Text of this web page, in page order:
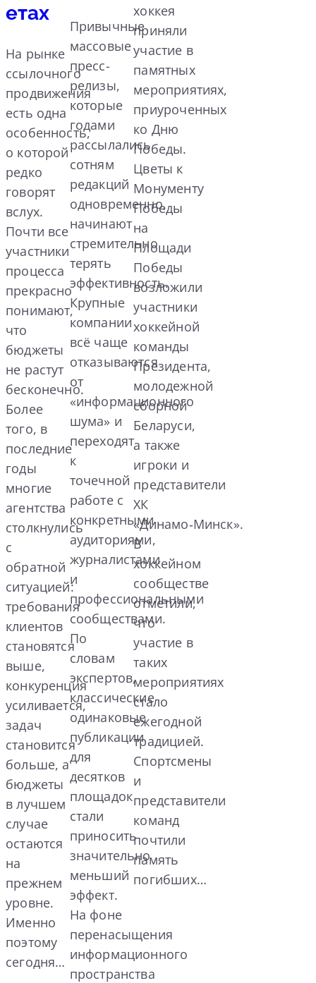
етах
На рынке
ссылочного
продвижения
есть одна
особенность,
о которой
редко
говорят
вслух.
Почти все
участники
процесса
прекрасно
понимают,
что
бюджеты
не растут
бесконечно.
Более
того, в
последние
годы
многие
агентства
столкнулись
с
обратной
ситуацией:
требования
клиентов
становятся
выше,
конкуренция
усиливается,
задач
становится
больше, а
бюджеты
в лучшем
случае
остаются
на
прежнем
уровне.
Именно
поэтому
сегодня…
Привычные
массовые
пресс-
релизы,
которые
годами
рассылались
сотням
редакций
одновременно,
начинают
стремительно
терять
эффективность.
Крупные
компании
всё чаще
отказываются
от
«информационного
шума» и
переходят
к
точечной
работе с
конкретными
аудиториями,
журналистами
и
профессиональными
сообществами.
По
словам
экспертов,
классические
одинаковые
публикации
для
десятков
площадок
стали
приносить
значительно
меньший
эффект.
На фоне
перенасыщения
информационного
пространства
хоккея
приняли
участие в
памятных
мероприятиях,
приуроченных
ко Дню
Победы.
Цветы к
Монументу
Победы
на
Площади
Победы
возложили
участники
хоккейной
команды
Президента,
молодежной
сборной
Беларуси,
а также
игроки и
представители
ХК
«Динамо‑Минск».
В
хоккейном
сообществе
отметили,
что
участие в
таких
мероприятиях
стало
ежегодной
традицией.
Спортсмены
и
представители
команд
почтили
память
погибших…